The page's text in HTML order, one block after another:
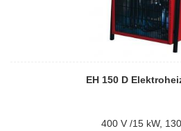
EH 150 D
400 V /15 kW,